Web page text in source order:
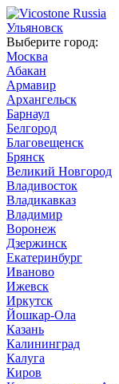
Ульяновск
Выберите город:
Москва
Абакан
Армавир
Архангельск
Барнаул
Белгород
Благовещенск
Брянск
Великий Новгород
Владивосток
Владикавказ
Владимир
Воронеж
Дзержинск
Екатеринбург
Иваново
Ижевск
Иркутск
Йошкар-Ола
Казань
Калининград
Калуга
Киров